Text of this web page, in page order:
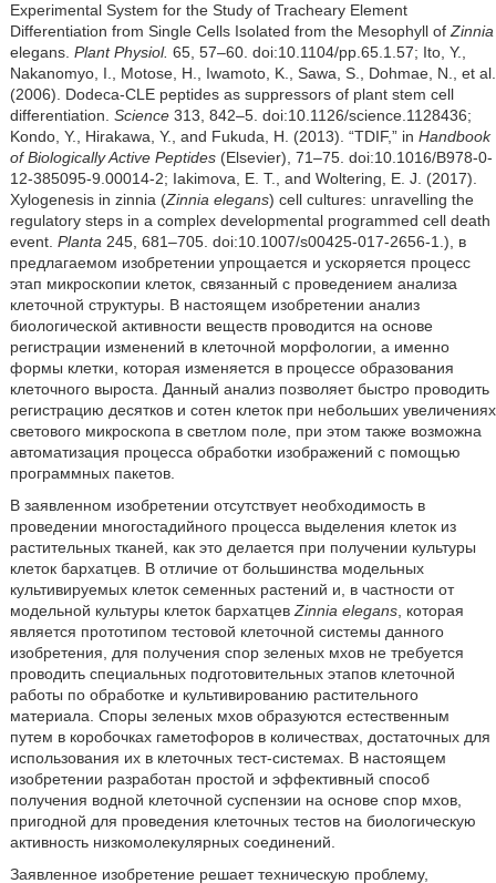
Experimental System for the Study of Tracheary Element
Differentiation from Single Cells Isolated from the Mesophyll of Zinnia
elegans. Plant Physiol. 65, 57–60. doi:10.1104/pp.65.1.57; Ito, Y.,
Nakanomyo, I., Motose, H., Iwamoto, K., Sawa, S., Dohmae, N., et al.
(2006). Dodeca-CLE peptides as suppressors of plant stem cell
differentiation. Science 313, 842–5. doi:10.1126/science.1128436;
Kondo, Y., Hirakawa, Y., and Fukuda, H. (2013). “TDIF,” in Handbook
of Biologically Active Peptides(Elsevier), 71–75. doi:10.1016/B978-0-
12-385095-9.00014-2; Iakimova, E. T., and Woltering, E. J. (2017).
Xylogenesis in zinnia (Zinnia elegans) cell cultures: unravelling the
regulatory steps in a complex developmental programmed cell death
event. Planta 245, 681–705. doi:10.1007/s00425-017-2656-1.), в
предлагаемом изобретении упрощается и ускоряется процесс
этап микроскопии клеток, связанный с проведением анализа
клеточной структуры. В настоящем изобретении анализ
биологической активности веществ проводится на основе
регистрации изменений в клеточной морфологии, а именно
формы клетки, которая изменяется в процессе образования
клеточного выроста. Данный анализ позволяет быстро проводить
регистрацию десятков и сотен клеток при небольших увеличениях
светового микроскопа в светлом поле, при этом также возможна
автоматизация процесса обработки изображений с помощью
программных пакетов.
В заявленном изобретении отсутствует необходимость в
проведении многостадийного процесса выделения клеток из
растительных тканей, как это делается при получении культуры
клеток бархатцев. В отличие от большинства модельных
культивируемых клеток семенных растений и, в частности от
модельной культуры клеток бархатцев Zinnia elegans, которая
является прототипом тестовой клеточной системы данного
изобретения, для получения спор зеленых мхов не требуется
проводить специальных подготовительных этапов клеточной
работы по обработке и культивированию растительного
материала. Споры зеленых мхов образуются естественным
путем в коробочках гаметофоров в количествах, достаточных для
использования их в клеточных тест-системах. В настоящем
изобретении разработан простой и эффективный способ
получения водной клеточной суспензии на основе спор мхов,
пригодной для проведения клеточных тестов на биологическую
активность низкомолекулярных соединений.
Заявленное изобретение решает техническую проблему,